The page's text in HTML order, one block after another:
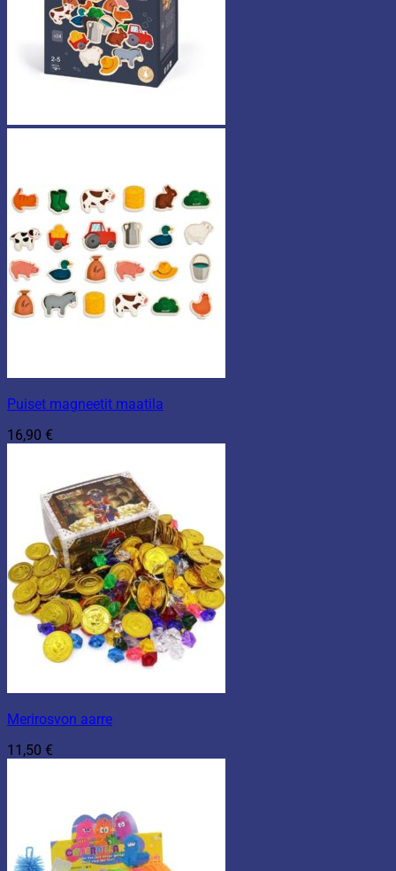
Puiset magneetit maatila
16,90 €
Merirosvon aarre
11,50 €